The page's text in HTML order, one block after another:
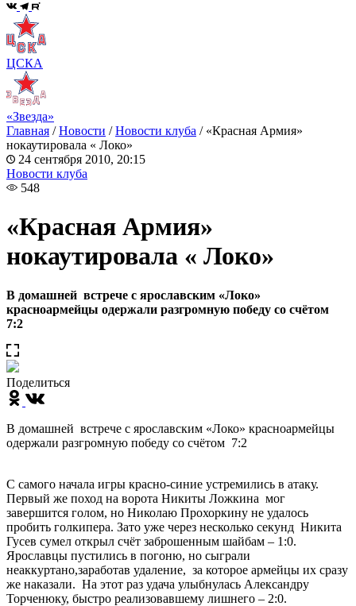
ЦСКА
«Звезда»
Главная /Новости /Новости клуба / «Красная Армия»
нокаутировала « Локо»
24 сентября 2010, 20:15
Новости клуба
548
«Красная Армия»
нокаутировала « Локо»
В домашней встрече с ярославским «Локо»
красноармейцы одержали разгромную победу со счётом
7:2
Поделиться
В домашней встрече с ярославским «Локо» красноармейцы
одержали разгромную победу со счётом 7:2
С самого начала игры красно-синие устремились в атаку.
Первый же поход на ворота Никиты Ложкина мог
завершится голом, но Николаю Прохоркину не удалось
пробить голкипера. Зато уже через несколько секунд Никита
Гусев сумел открыл счёт заброшенным шайбам – 1:0.
Ярославцы пустились в погоню, но сыграли
неаккуртано,заработав удаление, за которое армейцы их сразу
же наказали. На этот раз удача улыбнулась Александру
Торченюку, быстро реализовавшему лишнего – 2:0.